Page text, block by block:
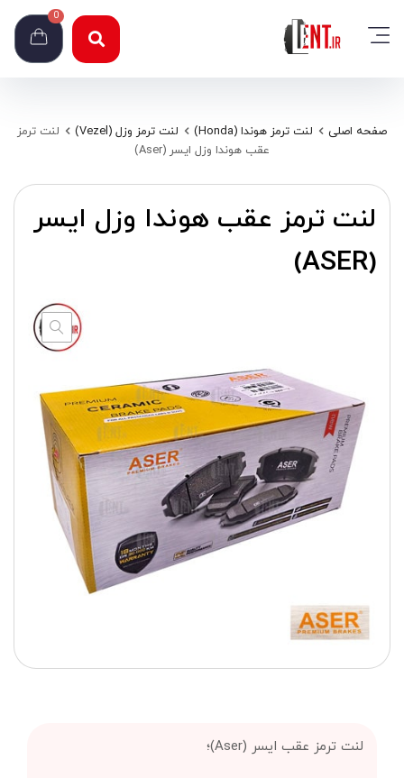
0
صفحه اصلی لنت ترمز هوندا (Honda) لنت ترمز وزل (Vezel)
لنت ترمز
عقب هوندا وزل ایسر (Aser)
لنت ترمز عقب هوندا وزل ایسر
(ASER)
لنت ترمز عقب ایسر (Aser)؛